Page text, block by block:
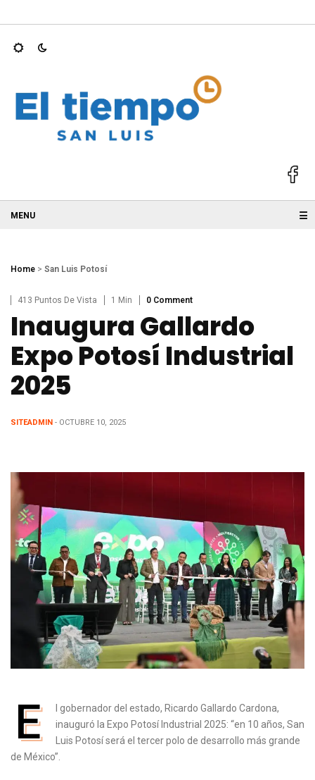
☰
Home > San Luis Potosí
413 Puntos De Vista 1 Min 0 Comment
Inaugura Gallardo
Expo Potosí Industrial
2025
SITEADMIN - OCTUBRE 10, 2025
E
l gobernador del estado, Ricardo Gallardo Cardona,
inauguró la Expo Potosí Industrial 2025: “en 10 años, San
Luis Potosí será el tercer polo de desarrollo más grande
de México”.